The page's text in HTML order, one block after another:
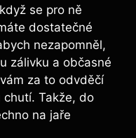
se pro ně
dostatečné
nezapomněl,
zálivku a občasné
za to odvděčí
Takže, do
na jaře